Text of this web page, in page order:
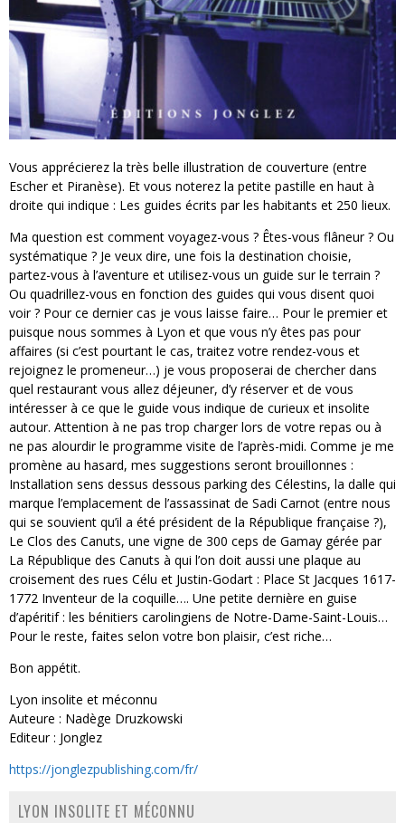
Vous apprécierez la très belle illustration de couverture (entre
Escher et Piranèse). Et vous noterez la petite pastille en haut à
droite qui indique : Les guides écrits par les habitants et 250 lieux.
Ma question est comment voyagez-vous ? Êtes-vous flâneur ? Ou
systématique ? Je veux dire, une fois la destination choisie,
partez-vous à l’aventure et utilisez-vous un guide sur le terrain ?
Ou quadrillez-vous en fonction des guides qui vous disent quoi
voir ? Pour ce dernier cas je vous laisse faire… Pour le premier et
puisque nous sommes à Lyon et que vous n’y êtes pas pour
affaires (si c’est pourtant le cas, traitez votre rendez-vous et
rejoignez le promeneur…) je vous proposerai de chercher dans
quel restaurant vous allez déjeuner, d’y réserver et de vous
intéresser à ce que le guide vous indique de curieux et insolite
autour. Attention à ne pas trop charger lors de votre repas ou à
ne pas alourdir le programme visite de l’après-midi. Comme je me
promène au hasard, mes suggestions seront brouillonnes :
Installation sens dessus dessous parking des Célestins, la dalle qui
marque l’emplacement de l’assassinat de Sadi Carnot (entre nous
qui se souvient qu’il a été président de la République française ?),
Le Clos des Canuts, une vigne de 300 ceps de Gamay gérée par
La République des Canuts à qui l’on doit aussi une plaque au
croisement des rues Célu et Justin-Godart : Place St Jacques 1617-
1772 Inventeur de la coquille…. Une petite dernière en guise
d’apéritif : les bénitiers carolingiens de Notre-Dame-Saint-Louis…
Pour le reste, faites selon votre bon plaisir, c’est riche…
Bon appétit.
Lyon insolite et méconnu
Auteure : Nadège Druzkowski
Editeur : Jonglez
https://jonglezpublishing.com/fr/
LYON INSOLITE ET MÉCONNU